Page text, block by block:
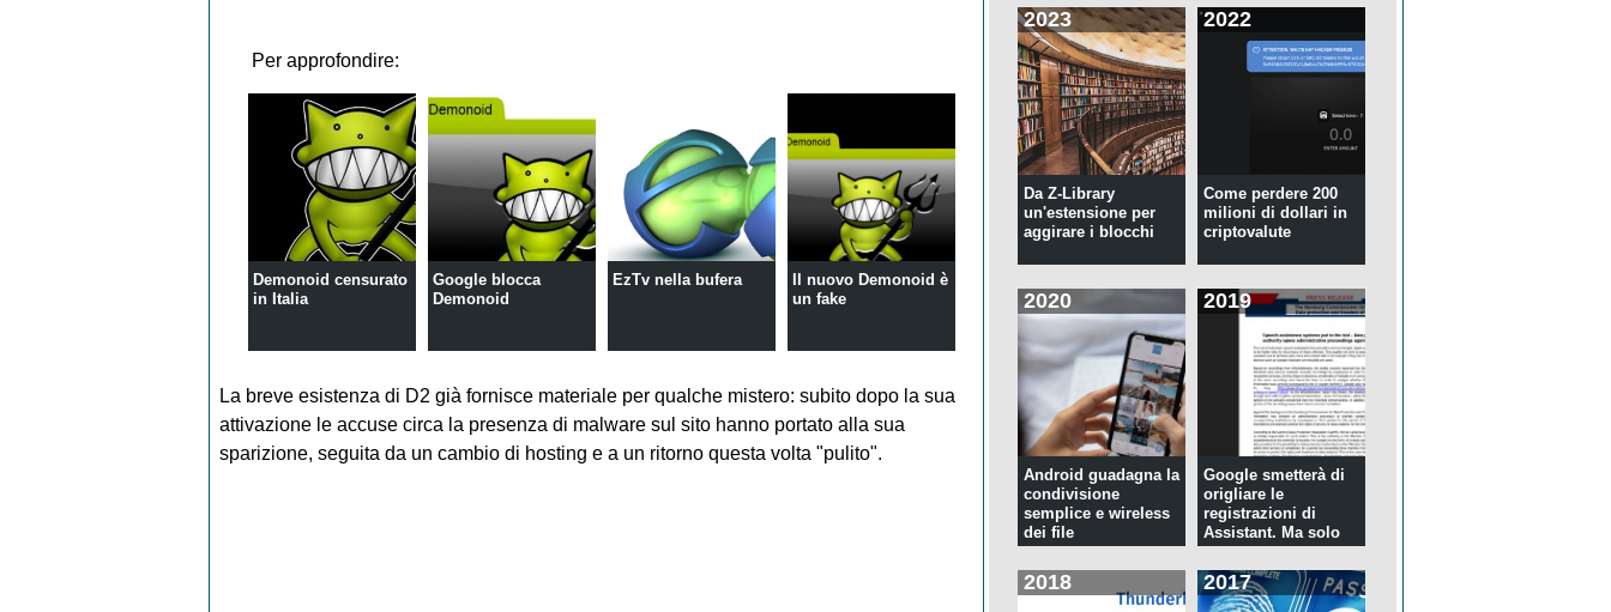
Per approfondire:
Demonoid censurato
in Italia
Google blocca
Demonoid
EzTv nella bufera
Il nuovo Demonoid è
un fake
La breve esistenza di D2 già fornisce materiale per qualche mistero: subito dopo la sua
attivazione le accuse circa la presenza di malware sul sito hanno portato alla sua
sparizione, seguita da un cambio di hosting e a un ritorno questa volta "pulito".
2023
Da Z-Library
un'estensione per
aggirare i blocchi
2022
Come perdere 200
milioni di dollari in
criptovalute
2020
Android guadagna la
condivisione
semplice e wireless
dei file
2019
Google smetterà di
origliare le
registrazioni di
Assistant. Ma solo
per tre...
2018 2017